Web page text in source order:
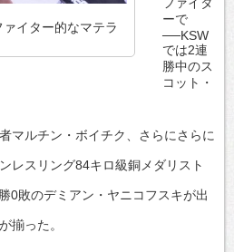
イター的なマテラ
ファイタ
ーで
──KSW
では2連
勝中のス
コット・
マルチン・ボイチク、さらにさらに
レスリング84キロ級銅メダリスト
0敗のデミアン・ヤニコフスキが出
揃った。